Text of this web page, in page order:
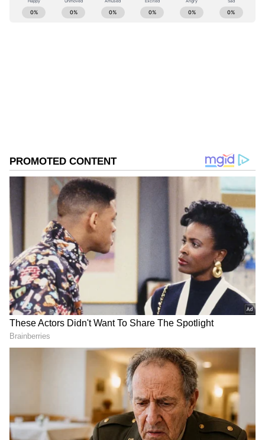
Related Articles
Davanagere: ಹೊಸ ರಾಷ್ಟ್ರೀಯ ಸಹಕಾರ ನೀತಿ
2025ರ ಬಗ್ಗೆ ದಾವಣಗೆರೆ ಸಂಸದೆ ಪ್ರಭಾ ಮಲ್ಲಿಕಾರ್ಜುನ
ಪ್ರಶ್ನೆ
ದಾವಣಗೆರೆ: ನಸೀರ್‌ ವಿರುದ್ಧ ಕಾಂಗ್ರೆಸ್ ಕ್ರಮ
ಸಮರ್ಥಿಸಿದ ಸಂಸದೆ ಪ್ರಭಾ ಮಲ್ಲಿಕಾರ್ಜುನ,
ABOUT THE AUTHOR
India News) ಮತ್ತು ಜಗತ್ತಿನ
ಕ್ಷಣಕ್ಷಣದ ಕನ್ನಡ ಸುದ್ದಿ (Kannada News)
ಅಪ್ಡೇಟ್‌ಗಳಿಗಾಗಿ ಏಷ್ಯಾನೆಟ್ ಸುವರ್ಣ ನ್ಯೂಸ್‌ ಫಾಲೋ
ಮಾಡಿ. ಬ್ರೇಕಿಂಗ್ ಸುದ್ದಿ (Latest Kannada News),
ವಿಶೇಷ ವರದಿಗಳು ಮತ್ತು ನೇರ ಪ್ರಸಾರಗಳೊಂದಿಗೆ